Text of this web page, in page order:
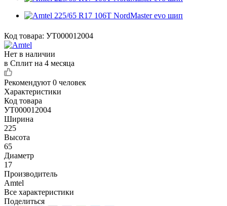
Код товара: УТ000012004
Нет в наличии
в Сплит на 4 месяца
Рекомендуют 0 человек
Характеристики
Код товара
УТ000012004
Ширина
225
Высота
65
Диаметр
17
Производитель
Amtel
Все характеристики
Поделиться